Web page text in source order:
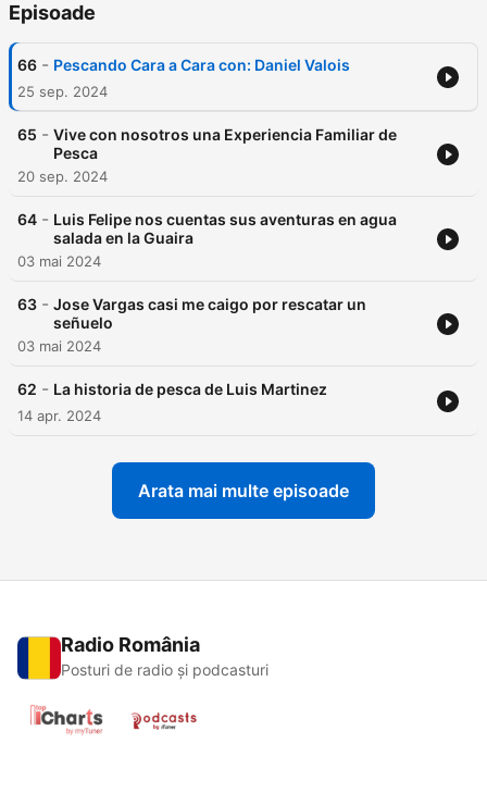
Episoade
66 - Pescando Cara a Cara con: Daniel Valois
25 sep. 2024
65 - Vive con nosotros una Experiencia Familiar de
Pesca
20 sep. 2024
64 - Luis Felipe nos cuentas sus aventuras en agua
salada en la Guaira
03 mai 2024
63 - Jose Vargas casi me caigo por rescatar un
señuelo
03 mai 2024
62 - La historia de pesca de Luis Martinez
14 apr. 2024
Arata mai multe episoade
Radio România
Posturi de radio și podcasturi